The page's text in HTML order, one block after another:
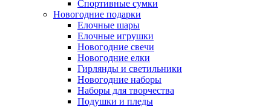
Спортивные сумки
Новогодние подарки
Елочные шары
Елочные игрушки
Новогодние свечи
Новогодние елки
Гирлянды и светильники
Новогодние наборы
Наборы для творчества
Подушки и пледы